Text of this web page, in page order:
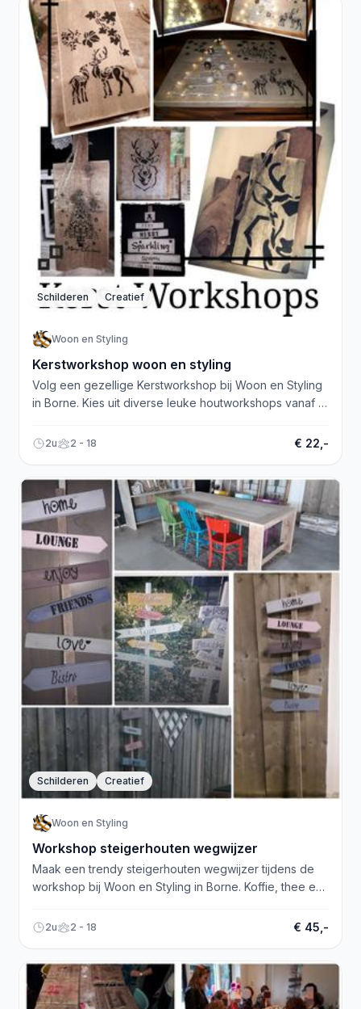
Schilderen Creatief
Woon en Styling
Kerstworkshop woon en styling
Volg een gezellige Kerstworkshop bij Woon en Styling
in Borne. Kies uit diverse leuke houtworkshops vanaf €
2u 2 - 18 € 22,-
Schilderen Creatief
Woon en Styling
Workshop steigerhouten wegwijzer
Maak een trendy steigerhouten wegwijzer tijdens de
workshop bij Woon en Styling in Borne. Koffie, thee en
2u 2 - 18 € 45,-